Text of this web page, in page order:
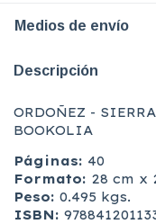
Medios de envío
Descripción
ORDOÑEZ -
BOOKOLIA
Páginas: 40
Formato: 28 cm x
Peso: 0.495 kgs.
ISBN: